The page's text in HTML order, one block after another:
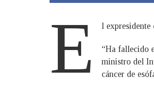
E l expresidente
“Ha fallecido
ministro del
cáncer de